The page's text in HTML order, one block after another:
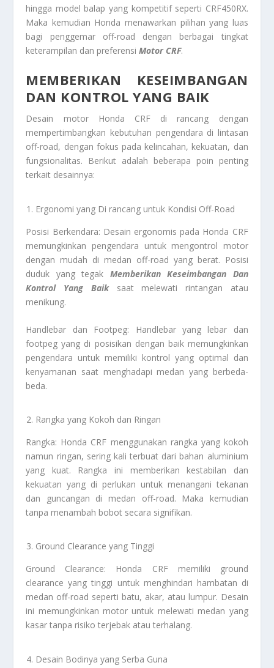
hingga model balap yang kompetitif seperti CRF450RX.
Maka kemudian Honda menawarkan pilihan yang luas
bagi penggemar off-road dengan berbagai tingkat
keterampilan dan preferensi Motor CRF.
MEMBERIKAN KESEIMBANGAN
DAN KONTROL YANG BAIK
Desain motor Honda CRF di rancang dengan
mempertimbangkan kebutuhan pengendara di lintasan
off-road, dengan fokus pada kelincahan, kekuatan, dan
fungsionalitas. Berikut adalah beberapa poin penting
terkait desainnya:
Ergonomi yang Di rancang untuk Kondisi Off-Road
Posisi Berkendara: Desain ergonomis pada Honda CRF
memungkinkan pengendara untuk mengontrol motor
dengan mudah di medan off-road yang berat. Posisi
duduk yang tegak Memberikan Keseimbangan Dan
Kontrol Yang Baiksaat melewati rintangan atau
menikung.
Handlebar dan Footpeg: Handlebar yang lebar dan
footpeg yang di posisikan dengan baik memungkinkan
pengendara untuk memiliki kontrol yang optimal dan
kenyamanan saat menghadapi medan yang berbeda-
beda.
Rangka yang Kokoh dan Ringan
Rangka: Honda CRF menggunakan rangka yang kokoh
namun ringan, sering kali terbuat dari bahan aluminium
yang kuat. Rangka ini memberikan kestabilan dan
kekuatan yang di perlukan untuk menangani tekanan
dan guncangan di medan off-road. Maka kemudian
tanpa menambah bobot secara signifikan.
Ground Clearance yang Tinggi
Ground Clearance: Honda CRF memiliki ground
clearance yang tinggi untuk menghindari hambatan di
medan off-road seperti batu, akar, atau lumpur. Desain
ini memungkinkan motor untuk melewati medan yang
kasar tanpa risiko terjebak atau terhalang.
Desain Bodinya yang Serba Guna